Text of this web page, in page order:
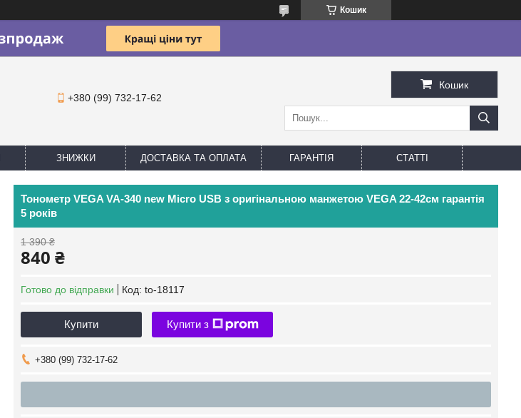
Кошик
+380 (99) 732-17-62
Кошик
ЗНИЖКИ ДОСТАВКА ТА ОПЛАТА ГАРАНТІЯ СТАТТІ
Тонометр VEGA VA-340 new Micro USB з оригінальною манжетою VEGA 22-42см гарантія
5 років
1 390 ₴
840 ₴
Готово до відправки Код: to-18117
Купити Купити з
+380 (99) 732-17-62